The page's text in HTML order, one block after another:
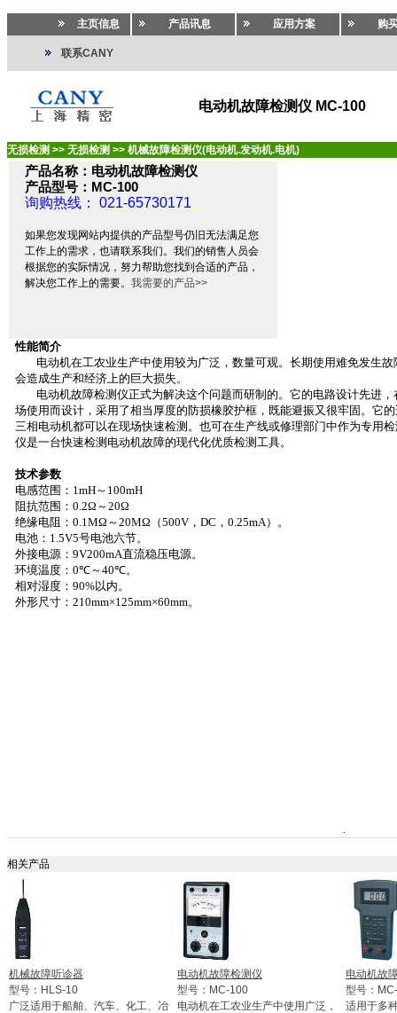
主页信息 产品讯息 应用方案 购
联系CANY
电动机故障检测仪 MC-100
无损检测 >> 无损检测 >> 机械故障检测仪(电动机.发动机.电机)
产品名称：电动机故障检测仪
产品型号：MC-100
询购热线： 021-65730171
如果您发现网站内提供的产品型号仍旧无法满足您
工作上的需求，也请联系我们。我们的销售人员会
根据您的实际情况，努力帮助您找到合适的产品，
解决您工作上的需要。 我需要的产品>>
性能简介
电动机在工农业生产中使用较为广泛，数量可观。长期使用难免发生
会造成生产和经济上的巨大损失。
电动机故障检测仪正式为解决这个问题而研制的。它的电路设计先进
场使用而设计，采用了相当厚度的防损橡胶护框，既能避振又很牢固。它
三相电动机都可以在现场快速检测。也可在生产线或修理部门中作为专用
仪是一台快速检测电动机故障的现代化优质检测工具。
技术参数
电感范围： 1mH～ 100mH
阻抗范围：0.2Ω～20Ω
绝缘电阻：0.1MΩ～20MΩ（500V ，DC ，0.25mA）。
电池： 1.5V5号电池六节。
外接电源：9V200mA直流稳压电源。
环境温度：0℃～40℃。
相对湿度：90%以内。
外形尺寸：210mm×125mm×60mm。
相关产品
机械故障听诊器
型号：HLS-10
广泛适用于船舶、汽车、化工、冶
电动机故障检测仪
型号：MC-100
电动机在工农业生产中使用广泛，
电动机故
型号：
适用于多